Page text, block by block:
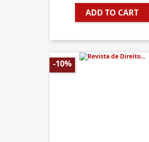
ADD TO CART
-10%